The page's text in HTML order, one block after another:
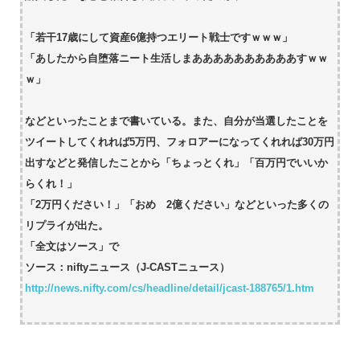
「若干17歳にして資産6億持つエリート戦士ですｗｗｗ」
「あしたから自堕落ニート生活しまああああああああああすｗｗ
ｗ」
などといったことまで書いている。また、自分が当選したことを
ツイートしてくれれば5万円、フォロアーになってくれれば30万円
出すなどと発信したことから「ちょっとくれ」「百万円でいいか
らくれ！」
「2万円ください！」「おめ 2億ください」などといった多くの
リプライが出た。
「全文はソース」で
ソース：niftyニュース（J-CASTニュース）
http://news.nifty.com/cs/headline/detail/jcast-188765/1.htm